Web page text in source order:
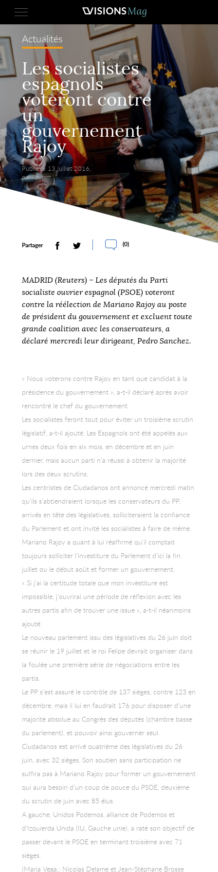
Actualités
Les socialistes
espagnols
voteront contre
un
gouvernement
Rajoy
Publié le 13 juillet 2016,
par Reuters.
Partager (0)
MADRID (Reuters) – Les députés du Parti
socialiste ouvrier espagnol (PSOE) voteront
contre la réélection de Mariano Rajoy au poste
de président du gouvernement et excluent toute
grande coalition avec les conservateurs, a
déclaré mercredi leur dirigeant, Pedro Sanchez.
« Nous voterons contre Rajoy en tant que candidat à la
présidence du gouvernement », a-t-il déclaré après avoir
rencontré le chef du gouvernement.
Les socialistes feront tout pour éviter un troisième scrutin
législatif, a-t-il ajouté. Les Espagnols ont été appelés aux
urnes deux fois en six mois, en décembre et en juin
dernier, mais aucun parti n’a réussi à obtenir la majorité
lors des deux scrutins.
Les centristes de Ciudadanos ont annoncé mercredi matin
qu’ils s’abtiendraient lorsque les conservateurs du PP,
arrivés en tête des législatives, solliciteraient la confiance
du Parlement et ont invité les socialistes à faire de même.
Mariano Rajoy a quant à lui réaffirmé qu’il comptait
toujours solliciter l’investiture du Parlement d’ici la fin
juillet ou le début août et former un gouvernement.
« Si j’ai la certitude totale que mon investiture est
impossible, j’ouvrirai une période de réflexion avec les
autres partis afin de trouver une issue », a-t-il néanmoins
ajouté.
Le nouveau parlement issu des législatives du 26 juin doit
se réunir le 19 juillet et le roi Felipe devrait organiser dans
la foulée une première série de négociations entre les
partis.
Le PP s’est assuré le contrôle de 137 sièges, contre 123 en
décembre, mais il lui en faudrait 176 pour disposer d’une
majorité absolue au Congrès des députés (chambre basse
du parlement), et pouvoir ainsi gouverner seul.
Ciudadanos est arrivé quatrième des législatives du 26
juin, avec 32 sièges. Son soutien sans participation ne
suffira pas à Mariano Rajoy pour former un gouvernement
qui aura besoin d’un coup de pouce du PSOE, deuxième
du scrutin de juin avec 85 élus.
A gauche, Unidos Podemos, alliance de Podemos et
d’Izquierda Unida (IU, Gauche unie), a raté son objectif de
passer devant le PSOE en terminant troisième avec 71
sièges.
(Maria Vega,; Nicolas Delame et Jean-Stéphane Brosse